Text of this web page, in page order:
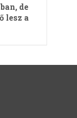
de
lesz a